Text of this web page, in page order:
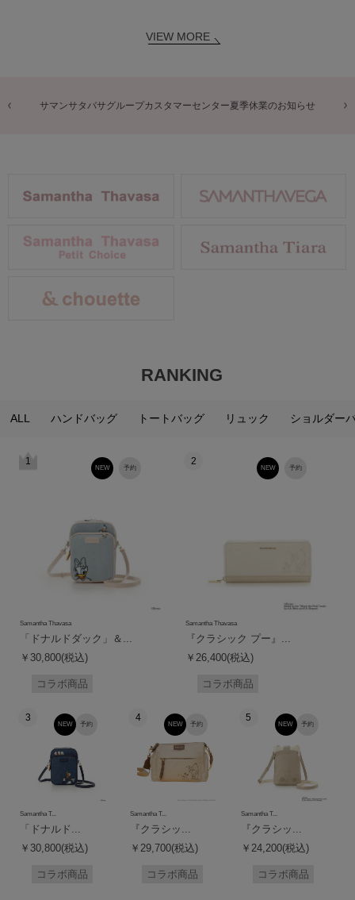
VIEW MORE
サマンサタバサグループカスタマーセンター夏季休業のお知らせ
RANKING
ALL ハンドバッグ トートバッグ リュック ショルダー
1
予約
NEW
Samantha Thavasa
「ドナルドダック」＆...
￥30,800(税込)
コラボ商品
2
予約
NEW
Samantha Thavasa
『クラシック プー』...
￥26,400(税込)
コラボ商品
3
予約
NEW
Samantha T...
「ドナルド...
￥30,800(税込)
コラボ商品
4
予約
NEW
Samantha T...
『クラシッ...
￥29,700(税込)
コラボ商品
5
予約
NEW
Samantha T...
『クラシッ...
￥24,200(税込)
コラボ商品